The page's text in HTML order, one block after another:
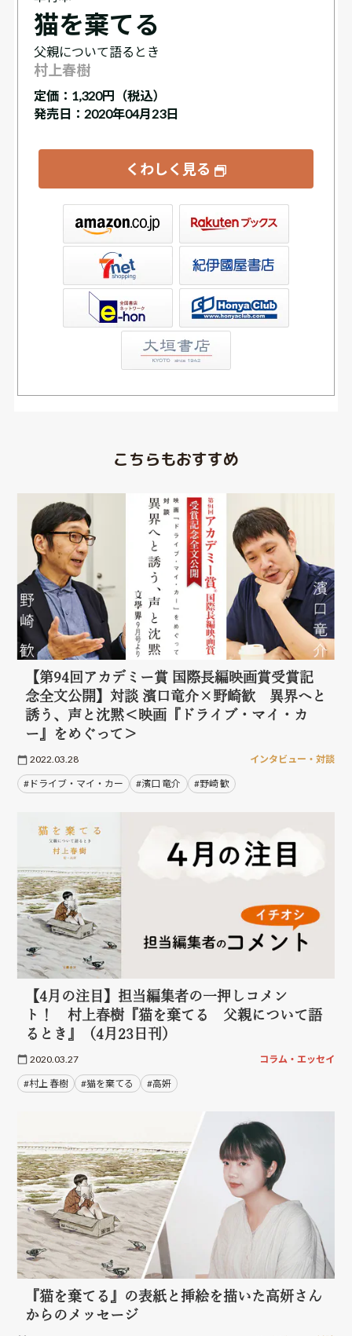
猫を棄てる
父親について語るとき
村上春樹
定価： 1,320円（税込）
発売日：2020年04月23日
くわしく見る
書店ウェブストア
こちらもおすすめ
【第94回アカデミー賞 国際長編映画賞受賞記
念全文公開】対談 濱口竜介×野崎歓 異界へと
誘う、声と沈黙＜映画『ドライブ・マイ・カ
ー』をめぐって＞
2022.03.28 インタビュー・対談
#ドライブ・マイ・カー #濱口 竜介 #野崎 歓
【4月の注目】担当編集者の一押しコメン
ト！ 村上春樹『猫を棄てる 父親について語
るとき』（4月23日刊）
2020.03.27 コラム・エッセイ
#村上 春樹 #猫を棄てる #高妍
『猫を棄てる』の表紙と挿絵を描いた高妍さん
からのメッセージ